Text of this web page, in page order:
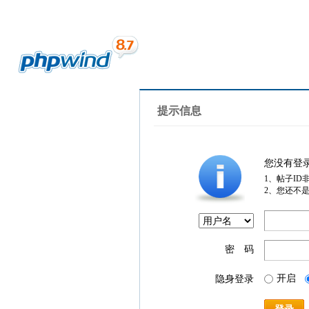
提示信息
您没有登
1、帖子ID
2、您还不
密 码
隐身登录 开启